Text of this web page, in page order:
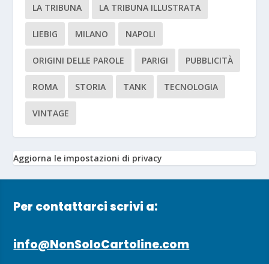
LA TRIBUNA LA TRIBUNA ILLUSTRATA
LIEBIG MILANO NAPOLI
ORIGINI DELLE PAROLE PARIGI PUBBLICITÀ
ROMA STORIA TANK TECNOLOGIA
VINTAGE
Aggiorna le impostazioni di privacy
Per contattarci scrivi a:
info@NonSoloCartoline.com